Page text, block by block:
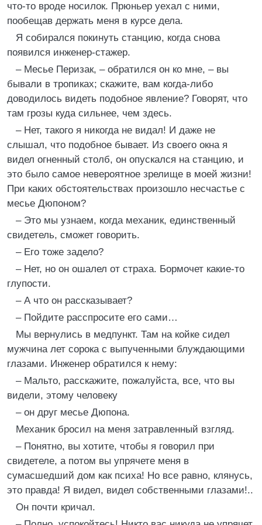
что-то вроде носилок. Прюньер уехал с ними,
пообещав держать меня в курсе дела.
Я собирался покинуть станцию, когда снова
появился инженер-стажер.
– Месье Перизак, – обратился он ко мне, – вы
бывали в тропиках; скажите, вам когда-либо
доводилось видеть подобное явление? Говорят, что
там грозы куда сильнее, чем здесь.
– Нет, такого я никогда не видал! И даже не
слышал, что подобное бывает. Из своего окна я
видел огненный столб, он опускался на станцию, и
это было самое невероятное зрелище в моей жизни!
При каких обстоятельствах произошло несчастье с
месье Дюпоном?
– Это мы узнаем, когда механик, единственный
свидетель, сможет говорить.
– Его тоже задело?
– Нет, но он ошалел от страха. Бормочет какие-то
глупости.
– А что он рассказывает?
– Пойдите расспросите его сами…
Мы вернулись в медпункт. Там на койке сидел
мужчина лет сорока с выпученными блуждающими
глазами. Инженер обратился к нему:
– Мальто, расскажите, пожалуйста, все, что вы
видели, этому человеку
– он друг месье Дюпона.
Механик бросил на меня затравленный взгляд.
– Понятно, вы хотите, чтобы я говорил при
свидетеле, а потом вы упрячете меня в
сумасшедший дом как психа! Но все равно, клянусь,
это правда! Я видел, видел собственными глазами!..
Он почти кричал.